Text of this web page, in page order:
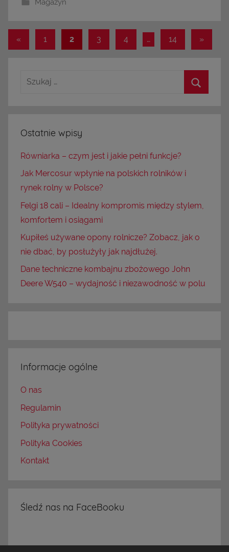
Magazyn
Nawigacja
wpisach
« Poprzednie
1 2 3 4 … 14 »
Ostatnie wpisy
Równiarka – czym jest i jakie pełni funkcje?
Jak Mercosur wpłynie na polskich rolników i
rynek rolny w Polsce?
Felgi 18 cali – Idealny kompromis między stylem,
komfortem i osiągami
Kupiłeś używane opony rolnicze? Zobacz, jak o
nie dbać, by posłużyły jak najdłużej.
Dane techniczne kombajnu zbożowego John
Deere W540 – wydajność i niezawodność w polu
Informacje ogólne
O nas
Regulamin
Polityka prywatności
Polityka Cookies
Kontakt
Śledź nas na FaceBooku